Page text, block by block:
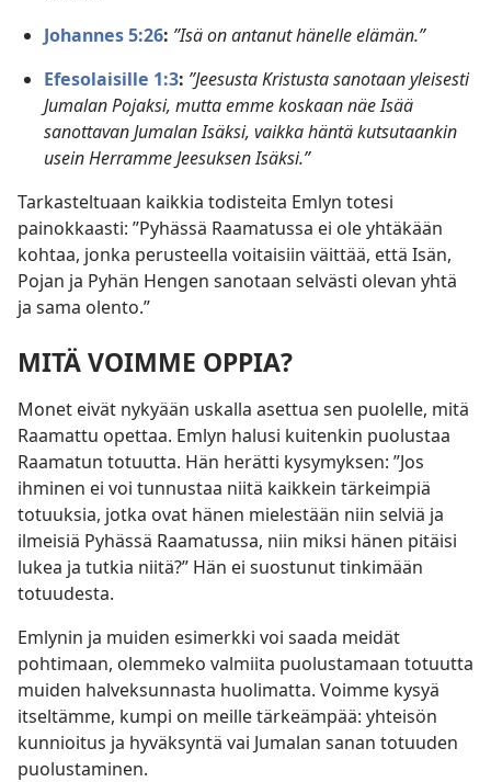
Johannes 5:26: ”Isä on antanut hänelle elämän.”
Efesolaisille 1:3: ”Jeesusta Kristusta sanotaan yleisesti
Jumalan Pojaksi, mutta emme koskaan näe Isää
sanottavan Jumalan Isäksi, vaikka häntä kutsutaankin
usein Herramme Jeesuksen Isäksi.”
Tarkasteltuaan kaikkia todisteita Emlyn totesi
painokkaasti: ”Pyhässä Raamatussa ei ole yhtäkään
kohtaa, jonka perusteella voitaisiin väittää, että Isän,
Pojan ja Pyhän Hengen sanotaan selvästi olevan yhtä
ja sama olento.”
MITÄ VOIMME OPPIA?
Monet eivät nykyään uskalla asettua sen puolelle, mitä
Raamattu opettaa. Emlyn halusi kuitenkin puolustaa
Raamatun totuutta. Hän herätti kysymyksen: ”Jos
ihminen ei voi tunnustaa niitä kaikkein tärkeimpiä
totuuksia, jotka ovat hänen mielestään niin selviä ja
ilmeisiä Pyhässä Raamatussa, niin miksi hänen pitäisi
lukea ja tutkia niitä?” Hän ei suostunut tinkimään
totuudesta.
Emlynin ja muiden esimerkki voi saada meidät
pohtimaan, olemmeko valmiita puolustamaan totuutta
muiden halveksunnasta huolimatta. Voimme kysyä
itseltämme, kumpi on meille tärkeämpää: yhteisön
kunnioitus ja hyväksyntä vai Jumalan sanan totuuden
puolustaminen.